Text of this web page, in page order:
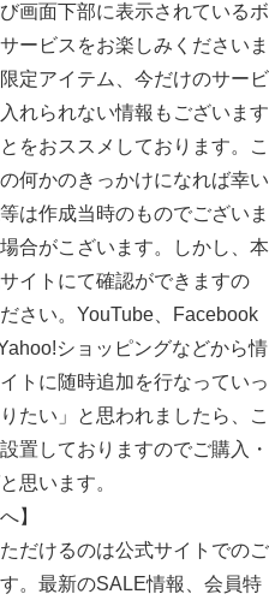
画面下部に表示されているボ
ービスをお楽しみくださいま
定アイテム、今だけのサービ
れられない情報もございます
をおススメしております。こ
何かのきっかけになれば幸い
は作成当時のものでございま
合がこざいます。しかし、本
イトにて確認ができますの
さい。YouTube、Facebook
ショッピングなどから情
トに随時追加を行なっていっ
たい」と思われましたら、こ
置しておりますのでご購入・
思います。
】
だけるのは公式サイトでのご
。最新のSALE情報、会員特